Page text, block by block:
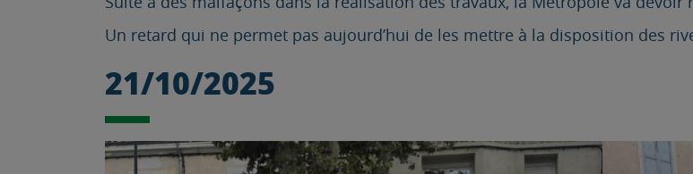
Un retard qui ne permet pas aujourd’hui de les mettre à la disposition des
21/10/2025